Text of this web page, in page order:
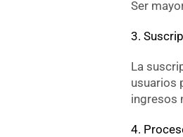
Ser
3.
La
usuarios
ingresos
4.